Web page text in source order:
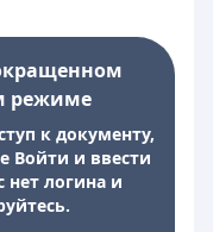
режиме
к документу,
Войти и ввести
нет логина и